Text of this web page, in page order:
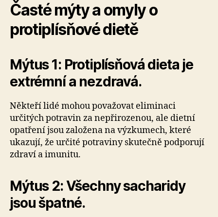
Časté mýty a omyly o
protiplísňové dietě
Mýtus 1: Protiplísňová dieta je
extrémní a nezdravá.
Někteří lidé mohou považovat eliminaci
určitých potravin za nepřirozenou, ale dietní
opatření jsou založena na výzkumech, které
ukazují, že určité potraviny skutečně podporují
zdraví a imunitu.
Mýtus 2: Všechny sacharidy
jsou špatné.